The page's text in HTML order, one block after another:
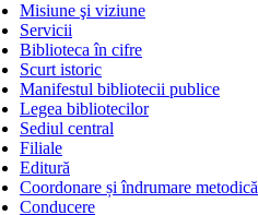
Misiune şi viziune
Servicii
Biblioteca în cifre
Scurt istoric
Manifestul bibliotecii publice
Legea bibliotecilor
Sediul central
Filiale
Editură
Coordonare și îndrumare metodică
Conducere